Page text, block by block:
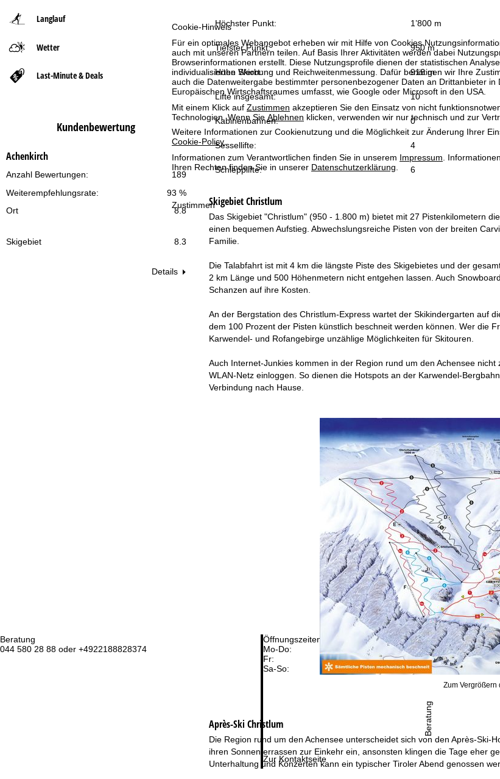
Cookie-Hinweis
Für ein optimales Webangebot erheben wir mit Hilfe von Cookies
auch mit unseren Partnern teilen. Auf Basis Ihrer Aktivitäten werden dabei
Browserinformationen erstellt. Diese Nutzungsprofile dienen der statistischen
individualisierten Werbung und Reichweitenmessung. Dafür benötigen wir Ihre
auch die Datenweitergabe bestimmter personenbezogener Daten an Drittanbieter
Europäischen Wirtschaftsraumes umfasst, wie Google oder Microsoft in den USA.
Mit einem Klick auf Zustimmen akzeptieren Sie den Einsatz von nicht
Technologien. Wenn Sie Ablehnen klicken, verwenden wir nur technisch und zur
Weitere Informationen zur Cookienutzung und die Möglichkeit zur Änderung Ihrer
Cookie-Policy
Informationen zum Verantwortlichen finden Sie in unserem Impressum .
Ihren Rechten finden Sie in unserer Datenschutzerklärung
Zustimmen
Beratung
044 580 28 88 oder +4922188828374
Öffnungszeiten
Mo-Do:
09:00-17:00 Uhr
Fr:
09:00-15:00 Uhr
Sa-So:
geschlossen
Zur Kontaktseite
Beratung
Langlauf
Wetter
Last-Minute & Deals
Kundenbewertung
Achenkirch
189
Anzahl Bewertungen:
93 %
Weiterempfehlungsrate:
Ort
8.8
Skigebiet 8.3
Details
t
s
e
i
t
e
Höchster Punkt: 1’800 m
Tiefster Punkt: 950 m
Höhe Skiort: 916 m
Lifte insgesamt: 10
Kabinenbahnen: 0
Sessellifte: 4
Schlepplifte: 6
SkigebietChristlum
Das Skigebiet "Christlum" (950 - 1.800 m) bietet mit 27 Pistenkilometern
einen bequemen Aufstieg. Abwechslungsreiche Pisten von der breiten
Familie.
Die Talabfahrt ist mit 4 km die längste Piste des Skigebietes und der
2 km Länge und 500 Höhenmetern nicht entgehen lassen. Auch
Schanzen auf ihre Kosten.
An der Bergstation des Christlum-Express wartet der Skikindergarten auf
dem 100 Prozent der Pisten künstlich beschneit werden können. Wer die
Karwendel- und Rofangebirge unzählige Möglichkeiten für Skitouren.
Auch Internet-Junkies kommen in der Region rund um den Achensee
WLAN-Netz einloggen. So dienen die Hotspots an der Karwendel-
Verbindung nach Hause.
Zum Vergrößern
Après-Ski Christlum
Die Region rund um den Achensee unterscheidet sich von den Après-
ihren Sonnenterrassen zur Einkehr ein, ansonsten klingen die Tage eher
Unterhaltung und Konzerten kann ein typischer Tiroler Abend genossen